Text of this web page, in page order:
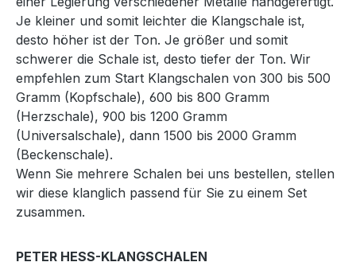
Je kleiner und somit leichter die Klangschale ist,
desto höher ist der Ton. Je größer und somit
schwerer die Schale ist, desto tiefer der Ton. Wir
empfehlen zum Start Klangschalen von 300 bis 500
Gramm (Kopfschale), 600 bis 800 Gramm
(Herzschale), 900 bis 1200 Gramm
(Universalschale), dann 1500 bis 2000 Gramm
(Beckenschale).
Wenn Sie mehrere Schalen bei uns bestellen, stellen
wir diese klanglich passend für Sie zu einem Set
zusammen.
PETER HESS-KLANGSCHALEN